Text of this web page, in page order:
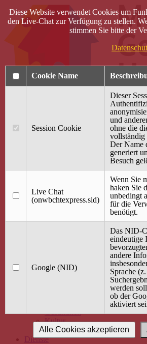
40 Jahre Mütterzentrum
Terminkalender
Gemeinsam aktiv
Gemeinsam unterwegs
wirFAIRändern
Angebot / Kurs suchen
Babybauch & Elternschaft
Gesundheit
Kultur
Alle Kurse
Dienste
Diese Website verwendet Cookies um
den Live-Chat zur Verfügung zu stellen.
stimmen Sie bitte der
Cookie Name
Session Cookie
Dieser
und
ohne die
Der Name
generiert
Besuch
Live Chat
(onwbchtexpress.sid)
Wenn Sie
haken Sie
unbedingt
für die
benötigt.
Google (NID)
Das NID-
eindeutige
andere
Sprache
werden
ob der
aktiviert
Alle Cookies akzeptieren